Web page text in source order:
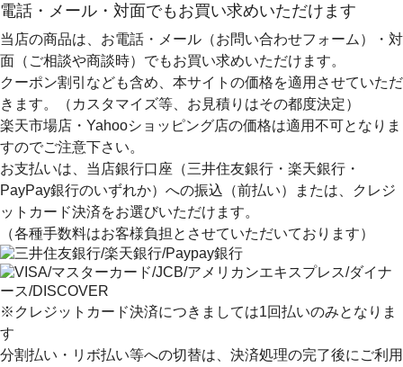
電話・メール・対面でもお買い求めいただけます
当店の商品は、お電話・メール（お問い合わせフォーム）・対
面（ご相談や商談時）でもお買い求めいただけます。
クーポン割引なども含め、本サイトの価格を適用 させていただ
きます。（カスタマイズ等、お見積りはその都度決定）
楽天市場店・Yahooショッピング店の価格は適用不可となりま
すのでご注意下さい。
お支払いは、当店銀行口座（三井住友銀行・楽天銀行・
PayPay銀行のいずれか）への振込（前払い）または、クレジ
ットカード決済をお選びいただけます。
（各種手数料はお客様負担とさせていただいております）
※クレジットカード決済につきましては1回払いのみとなりま
す
分割払い・リボ払い等への切替は、決済処理の完了後にご利用